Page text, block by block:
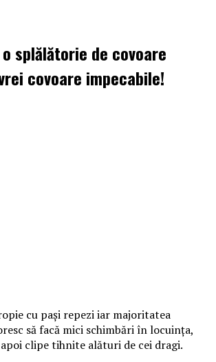
splălătorie de covoare
covoare impecabile!
cu pași repezi iar majoritatea
să facă mici schimbări în locuința,
clipe tihnite alături de cei dragi.